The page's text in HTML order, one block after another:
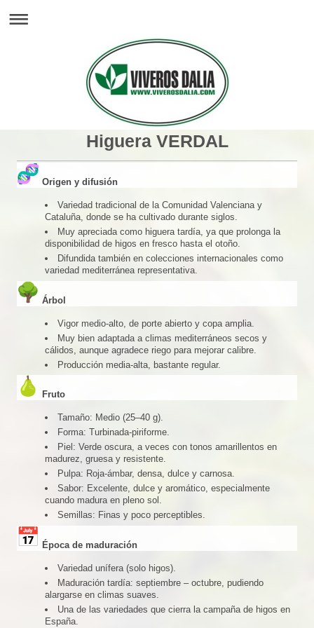
Higuera VERDAL
Origen y difusión
Variedad tradicional de la Comunidad Valenciana y
Cataluña, donde se ha cultivado durante siglos.
Muy apreciada como higuera tardía, ya que prolonga la
disponibilidad de higos en fresco hasta el otoño.
Difundida también en colecciones internacionales como
variedad mediterránea representativa.
Árbol
Vigor medio-alto, de porte abierto y copa amplia.
Muy bien adaptada a climas mediterráneos secos y
cálidos, aunque agradece riego para mejorar calibre.
Producción media-alta, bastante regular.
Fruto
Tamaño: Medio (25–40 g).
Forma: Turbinada-piriforme.
Piel: Verde oscura, a veces con tonos amarillentos en
madurez, gruesa y resistente.
Pulpa: Roja-ámbar, densa, dulce y carnosa.
Sabor: Excelente, dulce y aromático, especialmente
cuando madura en pleno sol.
Semillas: Finas y poco perceptibles.
Época de maduración
Variedad unífera (solo higos).
Maduración tardía: septiembre – octubre, pudiendo
alargarse en climas suaves.
Una de las variedades que cierra la campaña de higos en
España.